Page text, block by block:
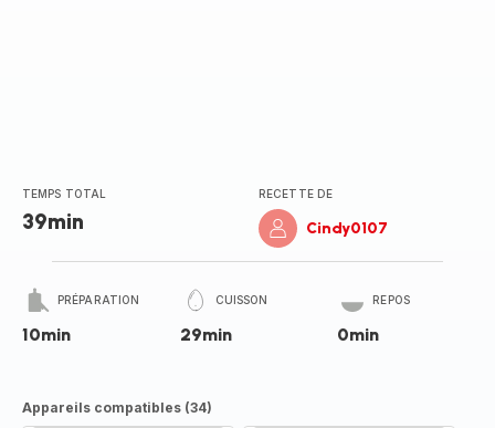
TEMPS TOTAL
39min
RECETTE DE
Cindy0107
PRÉPARATION
10min
CUISSON
29min
REPOS
0min
Appareils compatibles (34)